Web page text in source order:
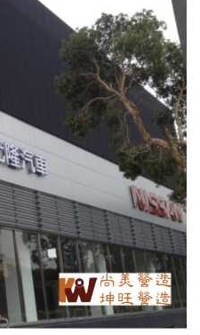
業所服務廠新建
房